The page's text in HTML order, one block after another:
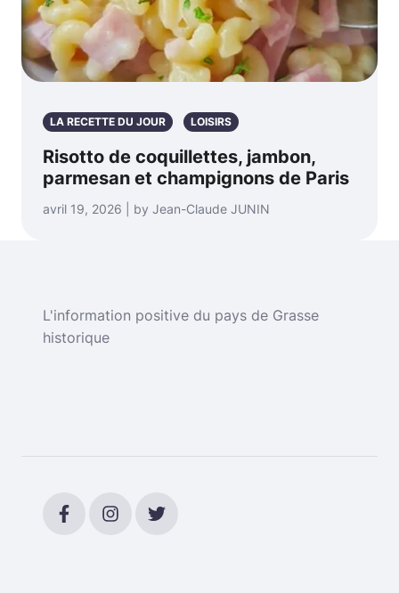
LA RECETTE DU JOUR LOISIRS
Risotto de coquillettes, jambon,
parmesan et champignons de Paris
avril 19, 2026 | by Jean-Claude JUNIN
L'information positive du pays de Grasse
historique